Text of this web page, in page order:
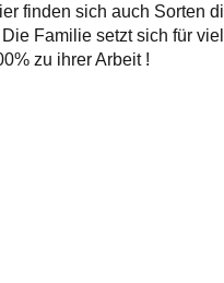
finden sich auch Sorten
Familie setzt sich für
zu ihrer Arbeit !